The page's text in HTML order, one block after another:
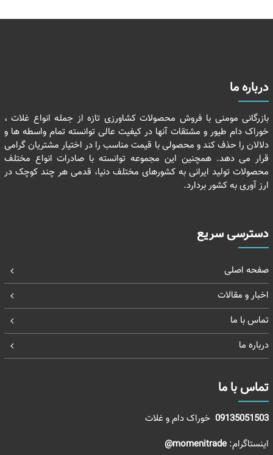
درباره ما
بازرگانی مومنی با فروش محصولات کشاورزی تازه از جمله انواع غلات ،
خوراک دام طیور و مشتقات آنها در کیفیت عالی توانسته تمام واسطه ها و
دلالان را حذف کند و محصولی با قیمت مناسب را در اختیار مشتریان گرامی
قرار می دهد. همچنین این مجموعه توانسته با صادرات انواع مختلف
محصولات تولید ایرانی به کشورهای مختلف دنیا، قدمی هر چند کوچک در
ارز آوری به کشور بردارد.
دسترسی سریع
صفحه اصلی
اخبار و مقالات
تماس با ما
درباره ما
تماس با ما
09135051503خوراک دام و غلات
اینستاگرام: momenitrade@